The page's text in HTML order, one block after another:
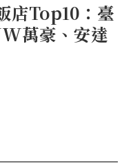
店Top10：臺
萬豪、安達